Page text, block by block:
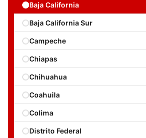
Baja California
Baja California Sur
Campeche
Chiapas
Chihuahua
Coahuila
Colima
Distrito Federal